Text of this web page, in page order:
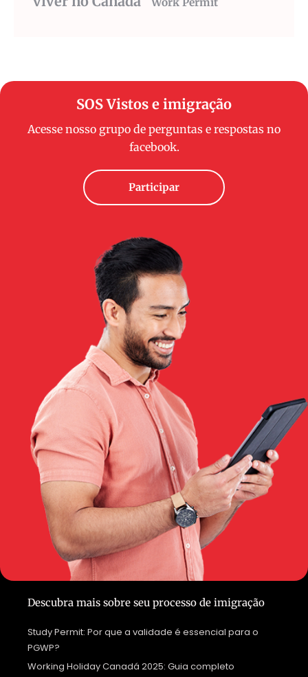
SOS Vistos e imigração
Acesse nosso grupo de perguntas e respostas no
facebook.
Participar
Descubra mais sobre seu processo de imigração
Study Permit: Por que a validade é essencial para o
PGWP?
Working Holiday Canadá 2025: Guia completo